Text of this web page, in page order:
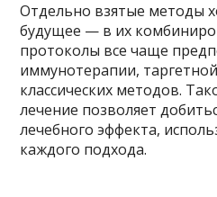
Отдельно взятые методы
будущее — в их
протоколы все чаще
иммунотерапии,
классических методов.
лечение позволяет
лечебного эффекта,
каждого подхода.